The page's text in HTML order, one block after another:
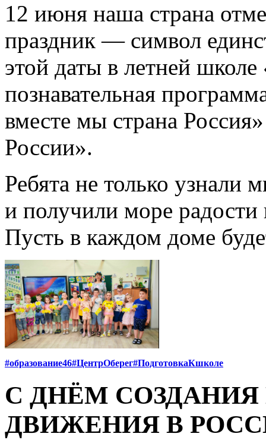
12 июня наша страна
праздник — символ
этой даты в летней
познавательная
вместе мы страна
России».
Ребята не только узнали
и получили море
Пусть в каждом доме
#образование46#ЦентрОберег#ПодготовкаКшколе
С ДНЁМ
ДВИЖЕНИЯ В